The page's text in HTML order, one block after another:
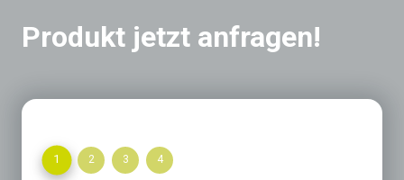
Produkt jetzt anfragen!
1 2 3 4